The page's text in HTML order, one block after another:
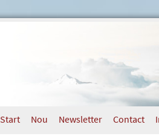
Start Nou Newsletter Contact